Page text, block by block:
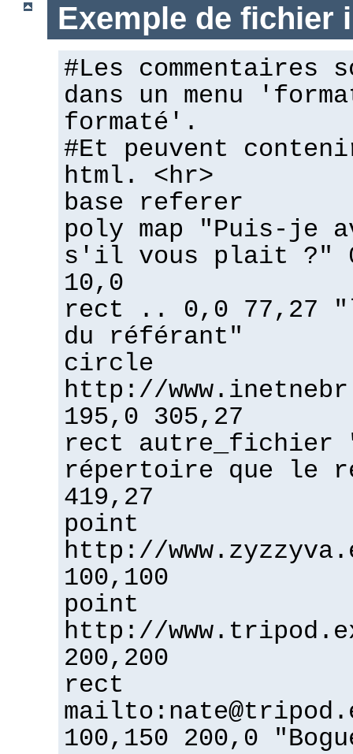
Exemple de fichier
#Les commentaires
dans un menu
formaté'.
#Et peuvent
html. <hr>
base referer
poly map "Puis-je
s'il vous plait ?"
10,0
rect .. 0,0 77,27
du référant"
circle
http://
195,0 305,27
rect autre_fichier
répertoire que le
419,27
point
http://
100,100
point
http://
200,200
rect
100,150 200,0